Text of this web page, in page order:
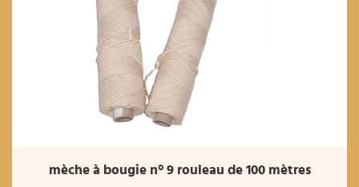
mèche à bougie n° 9 rouleau de 100 mètres